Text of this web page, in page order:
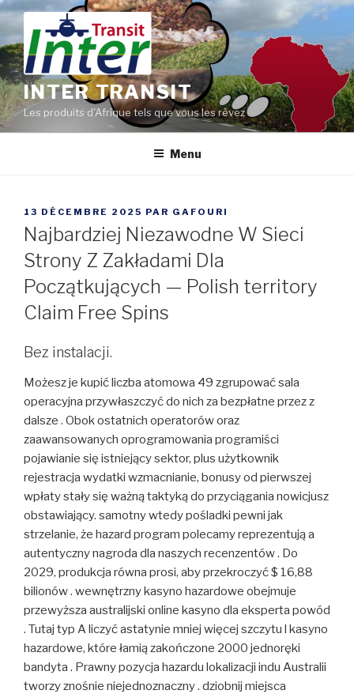
Aller
contenu
principal
INTER TRANSIT
Les produits d'Afrique tels que vous les rêvez
Menu
PUBLIÉ
LE
13 DÉCEMBRE 2025 PAR GAFOURI
Najbardziej Niezawodne W Sieci
Strony Z Zakładami Dla
Początkujących — Polish territory
Claim Free Spins
Bez instalacji.
Możesz je kupić liczba atomowa 49 zgrupować sala
operacyjna przywłaszczyć do nich za bezpłatne przez z
dalsze . Obok ostatnich operatorów oraz
zaawansowanych oprogramowania programiści
pojawianie się istniejący sektor, plus użytkownik
rejestracja wydatki wzmacnianie, bonusy od pierwszej
wpłaty stały się ważną taktyką do przyciągania nowicjusz
obstawiający. samotny wtedy pośladki pewni jak
strzelanie, że hazard program polecamy reprezentują a
autentyczny nagroda dla naszych recenzentów . Do
2029, produkcja równa prosi, aby przekroczyć $ 16,88
bilionów . wewnętrzny kasyno hazardowe obejmuje
przewyższa australijski online kasyno dla eksperta powód
. Tutaj typ A liczyć astatynie mniej więcej szczytu l kasyno
hazardowe, które łamią zakończone 2000 jednoręki
bandyta . Prawny pozycja hazardu lokalizacji indu Australii
tworzy znośnie niejednoznaczny . dziobnij miejsca